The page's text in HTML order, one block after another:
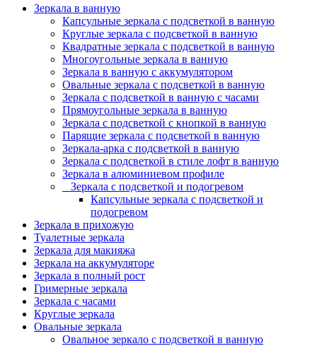
Чебоксары
Ярославль
Зеркала в ванную
Капсульные зеркала с подсветкой в ванную
Круглые зеркала с подсветкой в ванную
Квадратные зеркала с подсветкой в ванную
Многоугольные зеркала в ванную
Зеркала в ванную с аккумулятором
Овальные зеркала с подсветкой в ванную
Зеркала с подсветкой в ванную с часами
Прямоугольные зеркала в ванную
Зеркала с подсветкой с кнопкой в ванную
Парящие зеркала с подсветкой в ванную
Зеркала-арка с подсветкой в ванную
Зеркала с подсветкой в стиле лофт в ванную
Зеркала в алюминиевом профиле
Зеркала с подсветкой и подогревом
Капсульные зеркала с подсветкой и
подогревом
Зеркала в прихожую
Туалетные зеркала
Зеркала для макияжа
Зеркала на аккумуляторе
Зеркала в полный рост
Гримерные зеркала
Зеркала с часами
Круглые зеркала
Овальные зеркала
Овальное зеркало с подсветкой в ванную